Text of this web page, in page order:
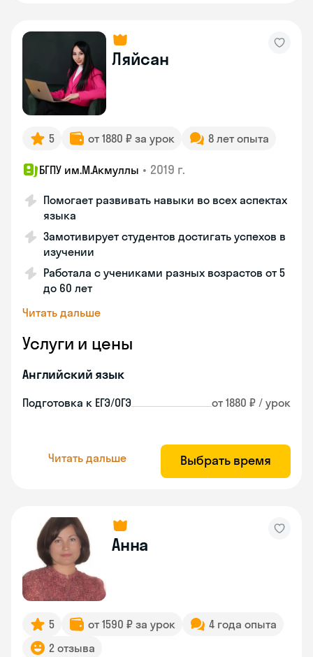
Ляйсан
5 от 1880 ₽ за урок 8 лет опыта
БГПУ им.М.Акмуллы • 2019 г.
Помогает развивать навыки во всех аспектах
языка
Замотивирует студентов достигать успехов в
изучении
Работала с учениками разных возрастов от 5
до 60 лет
Читать дальше
Услуги и цены
Английский язык
Подготовка к ЕГЭ/ОГЭ от 1880 ₽ / урок
Читать дальше Выбрать время
Анна
5 от 1590 ₽ за урок
4 года опыта
2 отзыва